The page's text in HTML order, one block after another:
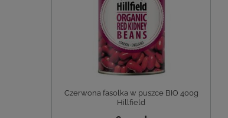
Czerwona fasolka w puszce BIO 400g
Hillfield